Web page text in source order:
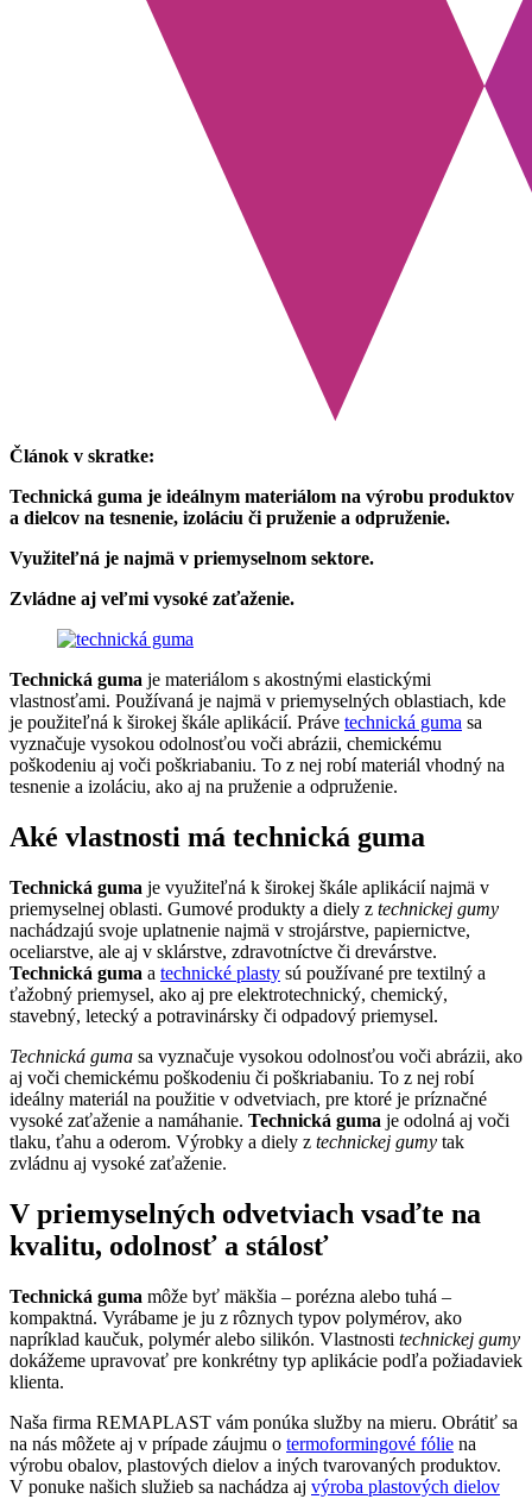
Článok v skratke:
Technická guma je ideálnym materiálom na výrobu produktov
a dielcov na tesnenie, izoláciu či pruženie a odpruženie.
Využiteľná je najmä v priemyselnom sektore.
Zvládne aj veľmi vysoké zaťaženie.
Technická guma je materiálom s akostnými elastickými
vlastnosťami. Používaná je najmä v priemyselných oblastiach, kde
je použiteľná k širokej škále aplikácií. Práve technická guma sa
vyznačuje vysokou odolnosťou voči abrázii, chemickému
poškodeniu aj voči poškriabaniu. To z nej robí materiál vhodný na
tesnenie a izoláciu, ako aj na pruženie a odpruženie.
Aké vlastnosti má technická guma
Technická guma je využiteľná k širokej škále aplikácií najmä v
priemyselnej oblasti. Gumové produkty a diely z technickej gumy
nachádzajú svoje uplatnenie najmä v strojárstve, papiernictve,
oceliarstve, ale aj v sklárstve, zdravotníctve či drevárstve.
Technická guma a technické plasty sú používané pre textilný a
ťažobný priemysel, ako aj pre elektrotechnický, chemický,
stavebný, letecký a potravinársky či odpadový priemysel.
Technická guma sa vyznačuje vysokou odolnosťou voči abrázii, ako
aj voči chemickému poškodeniu či poškriabaniu. To z nej robí
ideálny materiál na použitie v odvetviach, pre ktoré je príznačné
vysoké zaťaženie a namáhanie. Technická guma je odolná aj voči
tlaku, ťahu a oderom. Výrobky a diely z technickej gumy tak
zvládnu aj vysoké zaťaženie.
V priemyselných odvetviach vsaďte na
kvalitu, odolnosť a stálosť
Technická guma môže byť mäkšia – porézna alebo tuhá –
kompaktná. Vyrábame je ju z rôznych typov polymérov, ako
napríklad kaučuk, polymér alebo silikón. Vlastnosti technickej gumy
dokážeme upravovať pre konkrétny typ aplikácie podľa požiadaviek
klienta.
Naša firma REMAPLAST vám ponúka služby na mieru. Obrátiť sa
na nás môžete aj v prípade záujmu o termoformingové fólie na
výrobu obalov, plastových dielov a iných tvarovaných produktov.
V ponuke našich služieb sa nachádza aj výroba plastových dielov